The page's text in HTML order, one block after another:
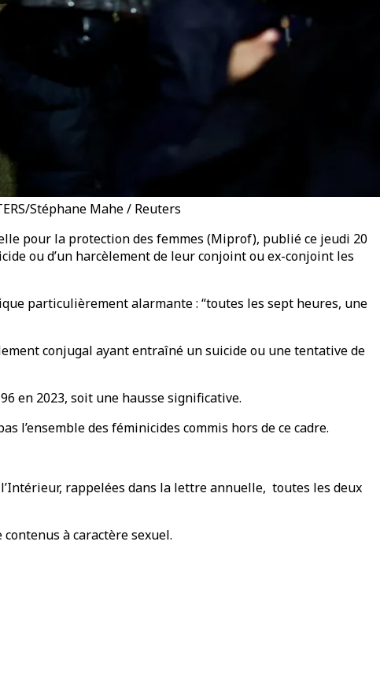
Stéphane Mahe / Reuters
pour la protection des femmes (Miprof), publié ce jeudi 20
ou d’un harcèlement de leur conjoint ou ex-conjoint les
particulièrement alarmante : “toutes les sept heures, une
conjugal ayant entraîné un suicide ou une tentative de
en 2023, soit une hausse significative.
l’ensemble des féminicides commis hors de ce cadre.
rappelées dans la lettre annuelle, toutes les deux
à caractère sexuel.